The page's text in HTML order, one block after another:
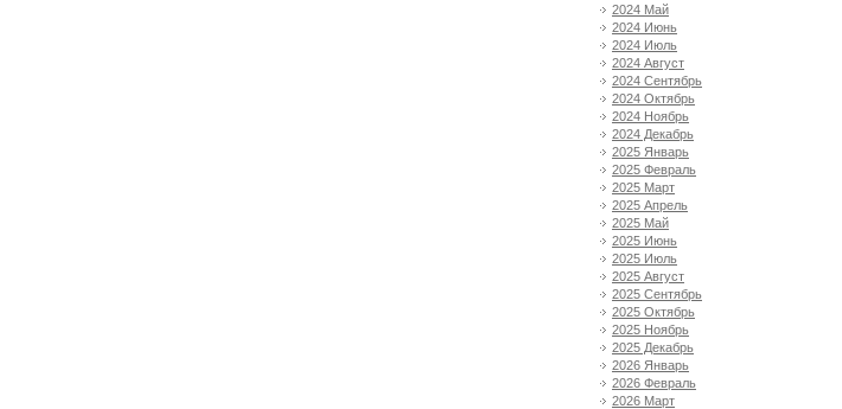
2024 Май
2024 Июнь
2024 Июль
2024 Август
2024 Сентябрь
2024 Октябрь
2024 Ноябрь
2024 Декабрь
2025 Январь
2025 Февраль
2025 Март
2025 Апрель
2025 Май
2025 Июнь
2025 Июль
2025 Август
2025 Сентябрь
2025 Октябрь
2025 Ноябрь
2025 Декабрь
2026 Январь
2026 Февраль
2026 Март